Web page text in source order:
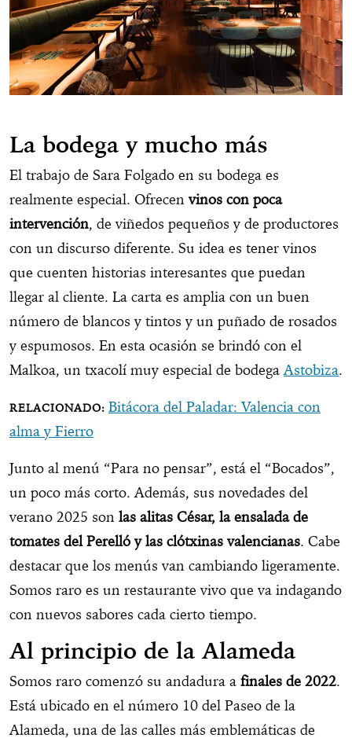
La bodega y mucho más
El trabajo de Sara Folgado en su bodega es
realmente especial. Ofrecen vinos con poca
intervención, de viñedos pequeños y de productores
con un discurso diferente. Su idea es tener vinos
que cuenten historias interesantes que puedan
llegar al cliente. La carta es amplia con un buen
número de blancos y tintos y un puñado de rosados
y espumosos. En esta ocasión se brindó con el
Malkoa, un txacolí muy especial de bodegaAstobiza.
Bitácora del Paladar: Valencia con
alma y Fierro
Junto al menú “Para no pensar”, está el “Bocados”,
un poco más corto. Además, sus novedades del
verano 2025 son las alitas César, la ensalada de
tomates del Perelló y las clótxinas valencianas. Cabe
destacar que los menús van cambiando ligeramente.
Somos raro es un restaurante vivo que va indagando
con nuevos sabores cada cierto tiempo.
Al principio de la Alameda
Somos raro comenzó su andadura a finales de 2022.
Está ubicado en el número 10 del Paseo de la
Alameda, una de las calles más emblemáticas de